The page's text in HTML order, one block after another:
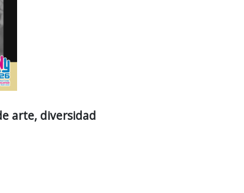
arte, diversidad